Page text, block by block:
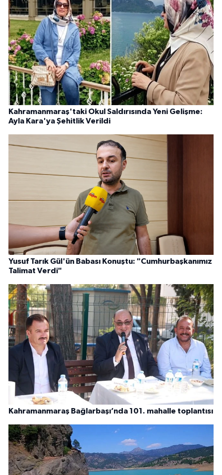
Kahramanmaraş'taki Okul Saldırısında Yeni Gelişme:
Ayla Kara'ya Şehitlik Verildi
Yusuf Tarık Gül'ün Babası Konuştu: "Cumhurbaşkanımız
Talimat Verdi"
Kahramanmaraş Bağlarbaşı’nda 101. mahalle toplantısı